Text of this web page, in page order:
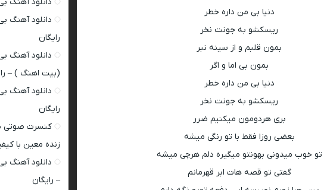
دنیا بی من داره خطر
ریسکشو به جونت نخر
بمون قلبم و از سینه نبر
بمون بی اما و اگر
دنیا بی من داره خطر
ریسکشو به جونت نخر
بری هردومون میکنیم ضرر
بعضی روزا فقط با تو رنگی میشه
تو خوب میدونی بهونتو میگیره دلم هرچی میشه
گفتی تو قصه هات ابر قهرمانم
دانلود آهنگ
رایگان
دانلود آهنگ
(بیت اهنگ ) –
دانلود آهنگ
رایگان
کنسرت صوتی
زنده معین با کیفیت 320
دانلود آهنگ
– رایگان